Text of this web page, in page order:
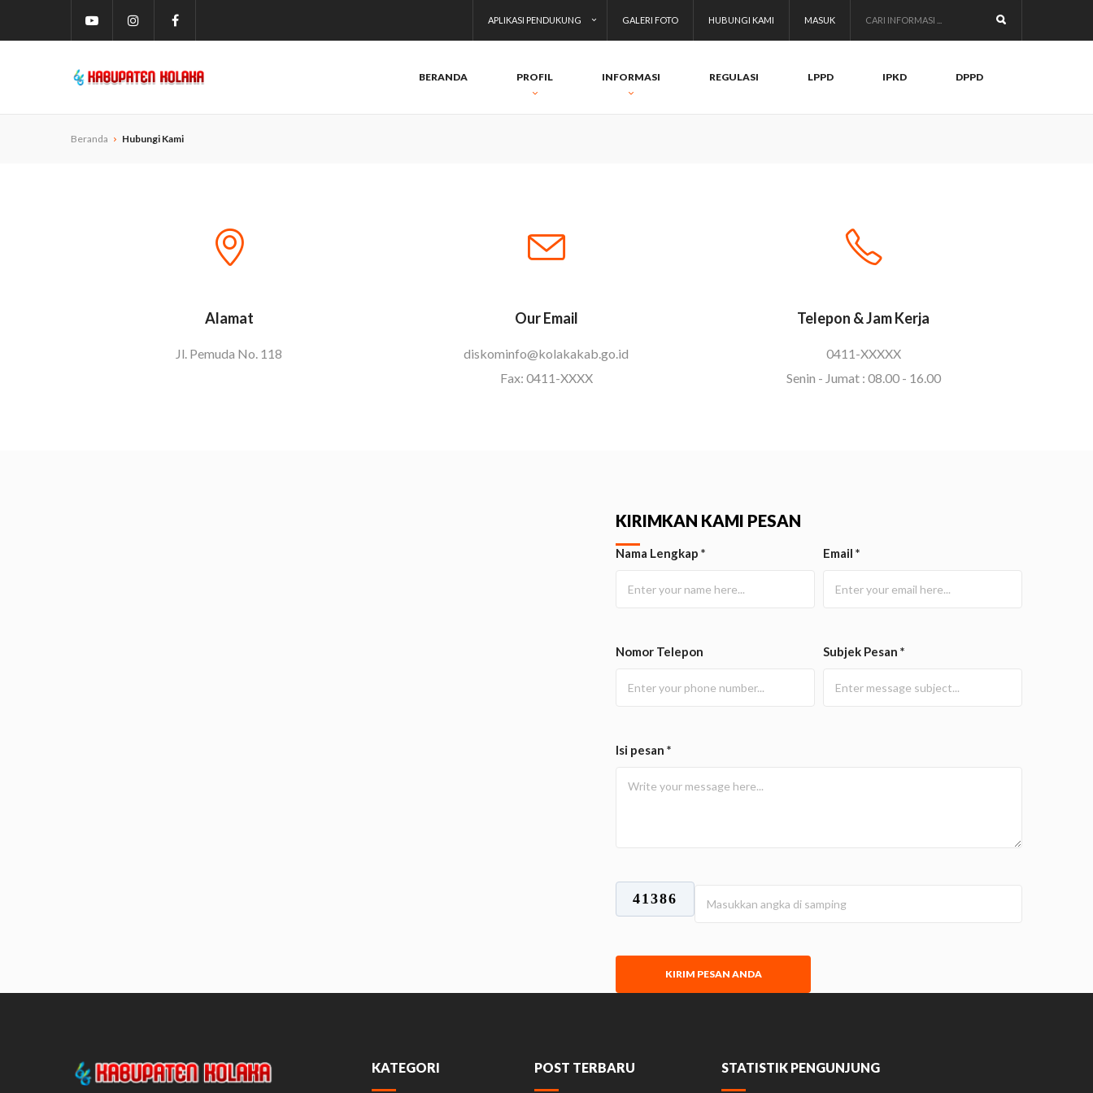
APLIKASI PENDUKUNG GALERI FOTO HUBUNGI KAMI MASUK
BERANDA PROFIL INFORMASI REGULASI LPPD IPKD DPPD
Beranda Hubungi Kami
Alamat
Jl. Pemuda No. 118
Our Email
diskominfo@kolakakab.go.id
Fax: 0411-XXXX
Telepon & Jam Kerja
0411-XXXXX
Senin - Jumat : 08.00 - 16.00
KIRIMKAN KAMI PESAN
Nama Lengkap * Email *
Nomor Telepon Subjek Pesan *
Isi pesan *
41386
KIRIM PESAN ANDA
KATEGORI POST TERBARU STATISTIK PENGUNJUNG